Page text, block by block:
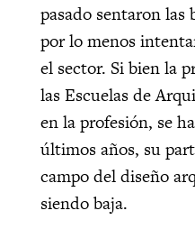
pasado sentaron las
por lo menos
el sector. Si bien la
las Escuelas de
en la profesión, se
últimos años, su
campo del diseño
siendo baja.